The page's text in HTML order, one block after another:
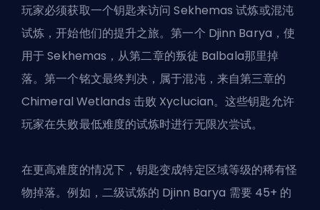
玩家必须获取一个钥匙来访问 Sekhemas 试炼或混沌
试炼，开始他们的提升之旅。第一个 Djinn Barya，使
用于 Sekhemas，从第二章的叛徒 Balbala那里掉
落。第一个铭文最终判决，属于混沌，来自第三章的
Chimeral Wetlands 击败 Xyclucian。这些钥匙允许
玩家在失败最低难度的试炼时进行无限次尝试。
在更高难度的情况下，钥匙变成特定区域等级的稀有怪
物掉落。例如，二级试炼的 Djinn Barya 需要 45+ 的